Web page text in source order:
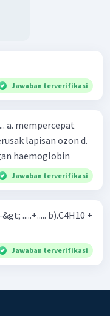
Jawaban terverifikasi
dengan haemoglobin
Jawaban terverifikasi
.....+..... b).C4H10 +
Jawaban terverifikasi